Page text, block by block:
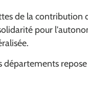
de la contribution
pour
repose